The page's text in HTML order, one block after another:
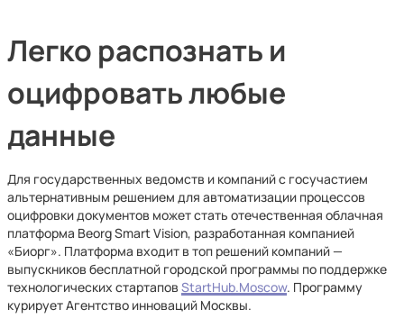
Легко распознать и
оцифровать любые
данные
Для государственных ведомств и компаний с госучастием
альтернативным решением для автоматизации процессов
оцифровки документов может стать отечественная облачная
платформа Beorg Smart Vision, разработанная компанией
«Биорг». Платформа входит в топ решений компаний —
выпускников бесплатной городской программы по поддержке
технологических стартапов StartHub.Moscow. Программу
курирует Агентство инноваций Москвы.